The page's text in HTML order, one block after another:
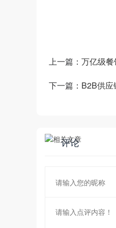
上一篇： 万亿级
下一篇： B2B供
评论